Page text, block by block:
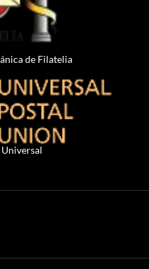
de Filatelia